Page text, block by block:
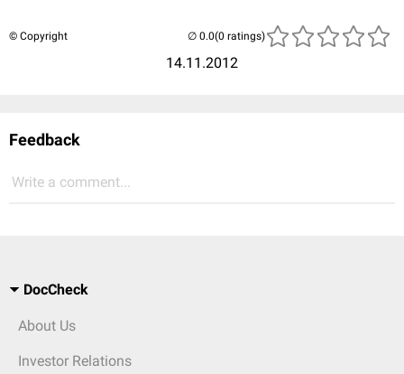
© Copyright
14.11.2012
(0 ratings)
Feedback
Write a comment...
DocCheck
About Us
Investor Relations